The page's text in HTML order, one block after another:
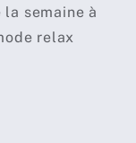
semaine à
relax